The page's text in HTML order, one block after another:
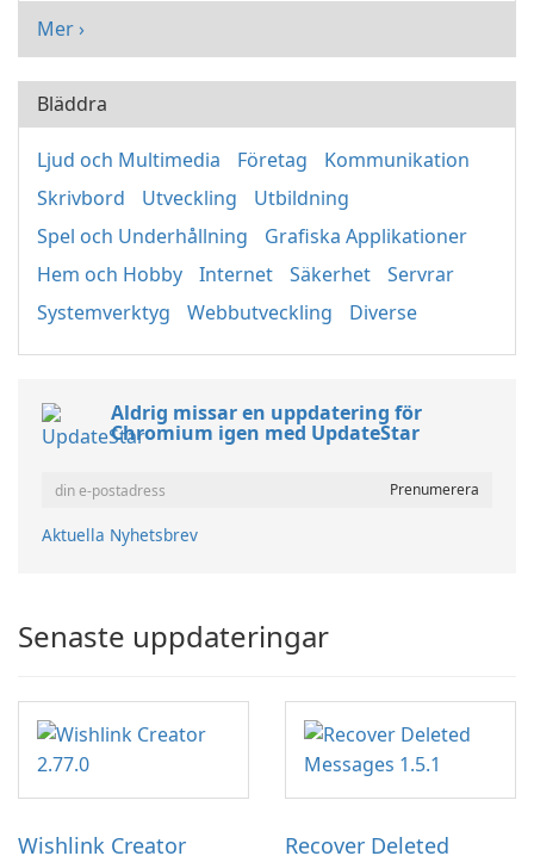
Mer ›
Bläddra
Ljud och Multimedia Företag
Kommunikation
Skrivbord
Utveckling
Utbildning
Spel och Underhållning
Grafiska Applikationer
Hem och Hobby
Internet Säkerhet
Servrar
Systemverktyg
Webbutveckling Diverse
Aldrig missar en uppdatering för
Chromium igen med UpdateStar
Aktuella Nyhetsbrev
Senaste uppdateringar
Wishlink Creator Recover Deleted